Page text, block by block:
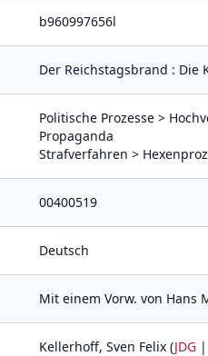
b960997656l
Der Reichstagsbrand : Die
Politische Prozesse >
Propaganda
Strafverfahren >
00400519
Deutsch
Mit einem Vorw. von Hans
Kellerhoff, Sven Felix (JDG |